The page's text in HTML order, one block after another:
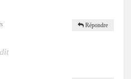
Répondre
dit